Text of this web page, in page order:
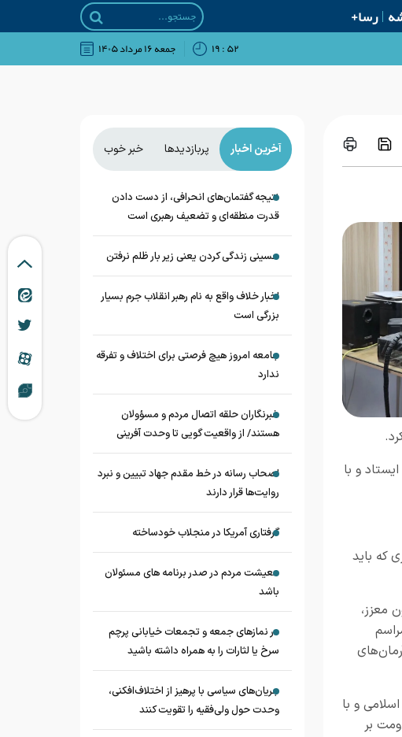
رسا+
۵۲ : ۱۹ جمعه ۱۶ مرداد ۱۴۰۵
و با
که باید
معزز،
و با
بر
آخرین اخبار پربازدیدها خبر خوب
نتیجه گفتمان‌های انحرافی، از دست دادن
قدرت منطقه‌ای و تضعیف رهبری است
حسینی زندگی کردن یعنی زیر بار ظلم نرفتن
اخبار خلاف واقع به نام رهبر انقلاب جرم بسیار
بزرگی است
جامعه امروز هیچ فرصتی برای اختلاف و تفرقه
ندارد
خبرنگاران حلقه اتصال مردم و مسؤولان
هستند/ از واقعیت گویی تا وحدت آفرینی
اصحاب رسانه در خط مقدم جهاد تبیین و نبرد
روایت‌ها قرار دارند
گرفتاری آمریکا در منجلاب خودساخته
معیشت مردم در صدر برنامه های مسئولان
باشد
در نماز‌های جمعه و تجمعات خیابانی پرچم
سرخ یا لثارات را به همراه داشته باشید
جریان‌های سیاسی با پرهیز از اختلاف‌افکنی،
وحدت حول ولی‌فقیه را تقویت کنند